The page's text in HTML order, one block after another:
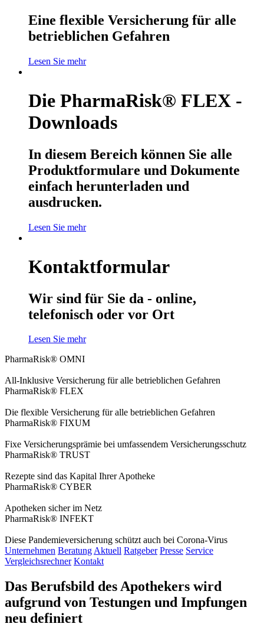
Eine flexible Versicherung für alle
betrieblichen Gefahren
Lesen Sie mehr
Die PharmaRisk® FLEX -
Downloads
In diesem Bereich können Sie alle
Produktformulare und Dokumente
einfach herunterladen und
ausdrucken.
Lesen Sie mehr
Kontaktformular
Wir sind für Sie da - online,
telefonisch oder vor Ort
Lesen Sie mehr
PharmaRisk® OMNI
All-Inklusive Versicherung für alle betrieblichen Gefahren
PharmaRisk® FLEX
Die flexible Versicherung für alle betrieblichen Gefahren
PharmaRisk® FIXUM
Fixe Versicherungsprämie bei umfassendem Versicherungsschutz
PharmaRisk® TRUST
Rezepte sind das Kapital Ihrer Apotheke
PharmaRisk® CYBER
Apotheken sicher im Netz
PharmaRisk® INFEKT
Diese Pandemieversicherung schützt auch bei Corona-Virus
Unternehmen BeratungAktuell Ratgeber Presse Service
Vergleichsrechner Kontakt
Das Berufsbild des Apothekers wird
aufgrund von Testungen und Impfungen
neu definiert